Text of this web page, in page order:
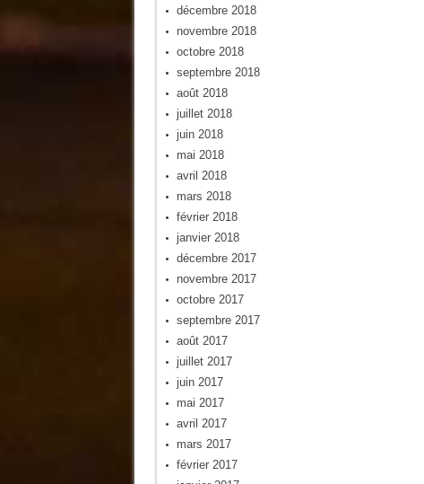
décembre 2018
novembre 2018
octobre 2018
septembre 2018
août 2018
juillet 2018
juin 2018
mai 2018
avril 2018
mars 2018
février 2018
janvier 2018
décembre 2017
novembre 2017
octobre 2017
septembre 2017
août 2017
juillet 2017
juin 2017
mai 2017
avril 2017
mars 2017
février 2017